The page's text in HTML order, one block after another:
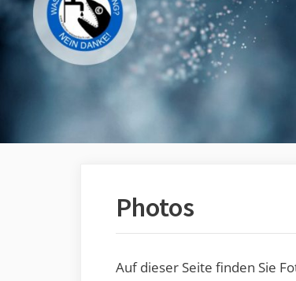
Photos
Auf dieser Seite finden Sie